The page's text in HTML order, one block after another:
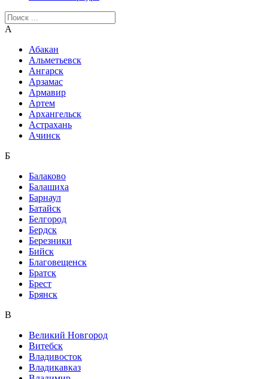
А
Абакан
Альметьевск
Ангарск
Арзамас
Армавир
Артем
Архангельск
Астрахань
Ачинск
Б
Балаково
Балашиха
Барнаул
Батайск
Белгород
Бердск
Березники
Бийск
Благовещенск
Братск
Брест
Брянск
В
Великий Новгород
Витебск
Владивосток
Владикавказ